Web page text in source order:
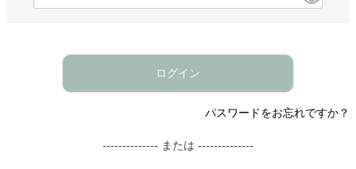
ログイン
パスワードをお忘れですか？
-------------- または --------------